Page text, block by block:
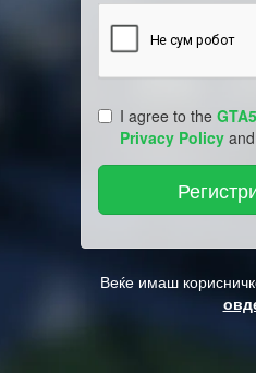
I agree to the
Privacy Policy and
Веќе имаш